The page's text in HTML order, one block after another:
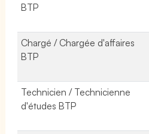
BTP
Chargé / Chargée d'affaires
BTP
Technicien / Technicienne
d'études BTP